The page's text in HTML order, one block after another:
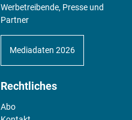
Werbetreibende, Presse und
Partner
Mediadaten 2026
Rechtliches
Abo